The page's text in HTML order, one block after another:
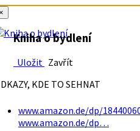
Kniha o bydlení
Uložit Zavřít
KDE TO SEHNAT
www.amazon.de/dp/
www.amazon.de/dp…